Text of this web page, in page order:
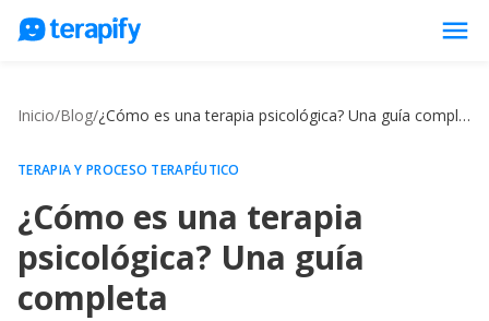
menu
Opiniones
Empresas
Preguntas frecuentes
Blog
Inicio/Blog/ ¿Cómo es una terapia psicológica? Una guía completa
TERAPIA Y PROCESO TERAPÉUTICO
¿Cómo es una terapia
psicológica? Una guía
completa